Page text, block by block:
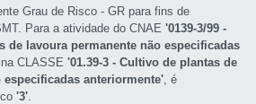
Grau de Risco - GR para fins de
Para a atividade do CNAE'0139-3/99 -
de lavoura permanente não especificadas
CLASSE'01.39-3 - Cultivo de plantas de
especificadas anteriormente' , é
'3'